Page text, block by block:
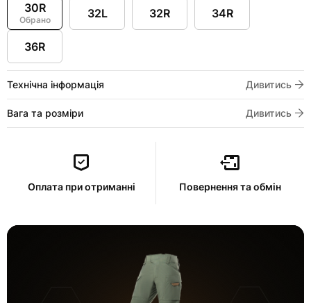
30R
Обрано 32L 32R 34R
36R
Технічна інформація Дивитись
Вага та розміри Дивитись
Оплата при отриманні Повернення та обмін